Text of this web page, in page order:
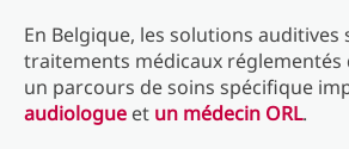
En Belgique, les solutions auditives
traitements médicaux réglementés
un parcours de soins spécifique
audiologue et un médecin ORL.